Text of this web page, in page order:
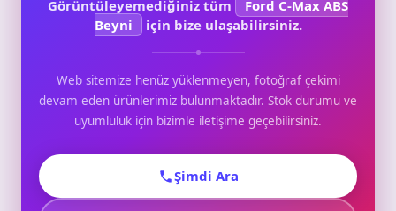
Görüntüleyemediğiniz tüm
Ford C-Max ABS
Beyni
için bize ulaşabilirsiniz.
Web sitemize henüz yüklenmeyen, fotoğraf çekimi
devam eden ürünlerimiz bulunmaktadır. Stok durumu ve
uyumluluk için bizimle iletişime geçebilirsiniz.
Şimdi Ara